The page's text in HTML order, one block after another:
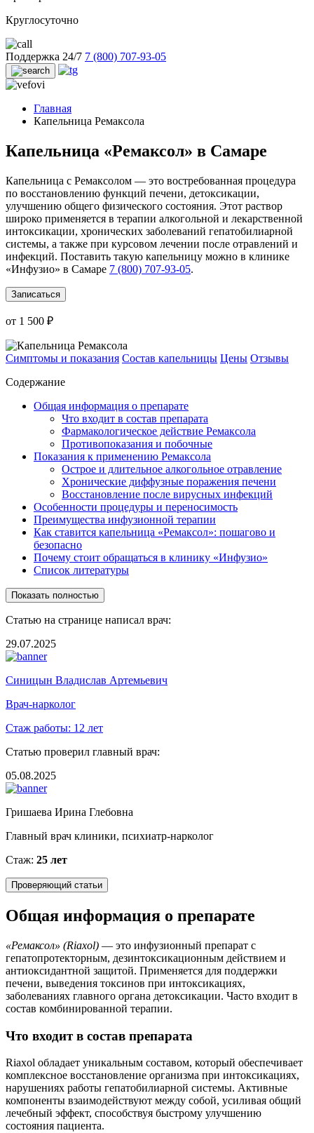
Круглосуточно
Поддержка 24/7 7 (800) 707-93-05
Главная
Капельница Ремаксола
Капельница «Ремаксол» в Самаре
Капельница с Ремаксолом — это востребованная процедура
по восстановлению функций печени, детоксикации,
улучшению общего физического состояния. Этот раствор
широко применяется в терапии алкогольной и лекарственной
интоксикации, хронических заболеваний гепатобилиарной
системы, а также при курсовом лечении после отравлений и
инфекций. Поставить такую капельницу можно в клинике
«Инфузио» в Самаре 7 (800) 707-93-05.
Записаться
от 1 500 ₽
Симптомы и показания Состав капельницы Цены Отзывы
Содержание
Общая информация о препарате
Что входит в состав препарата
Фармакологическое действие Ремаксола
Противопоказания и побочные
Показания к применению Ремаксола
Острое и длительное алкогольное отравление
Хронические диффузные поражения печени
Восстановление после вирусных инфекций
Особенности процедуры и переносимость
Преимущества инфузионной терапии
Как ставится капельница «Ремаксол»: пошагово и
безопасно
Почему стоит обращаться в клинику «Инфузио»
Список литературы
Показать полностью
Статью на странице написал врач:
29.07.2025
Синицын Владислав Артемьевич
Врач-нарколог
Стаж работы: 12 лет
Статью проверил главный врач:
05.08.2025
Гришаева Ирина Глебовна
Главный врач клиники, психиатр-нарколог
Стаж: 25 лет
Проверяющий статьи
Общая информация о препарате
«Ремаксол» (Riaxol) — это инфузионный препарат с
гепатопротекторным, дезинтоксикационным действием и
антиоксидантной защитой. Применяется для поддержки
печени, выведения токсинов при интоксикациях,
заболеваниях главного органа детоксикации. Часто входит в
состав комбинированной терапии.
Что входит в состав препарата
Riaxol обладает уникальным составом, который обеспечивает
комплексное восстановление организма при интоксикациях,
нарушениях работы гепатобилиарной системы. Активные
компоненты взаимодействуют между собой, усиливая общий
лечебный эффект, способствуя быстрому улучшению
состояния пациента.